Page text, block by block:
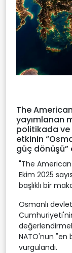
The
yayımlanan
politikada ve
etkinin
güç
"The
Ekim 2025
başlıklı bir
Osmanlı
NATO'nun "en
vurgulandı.